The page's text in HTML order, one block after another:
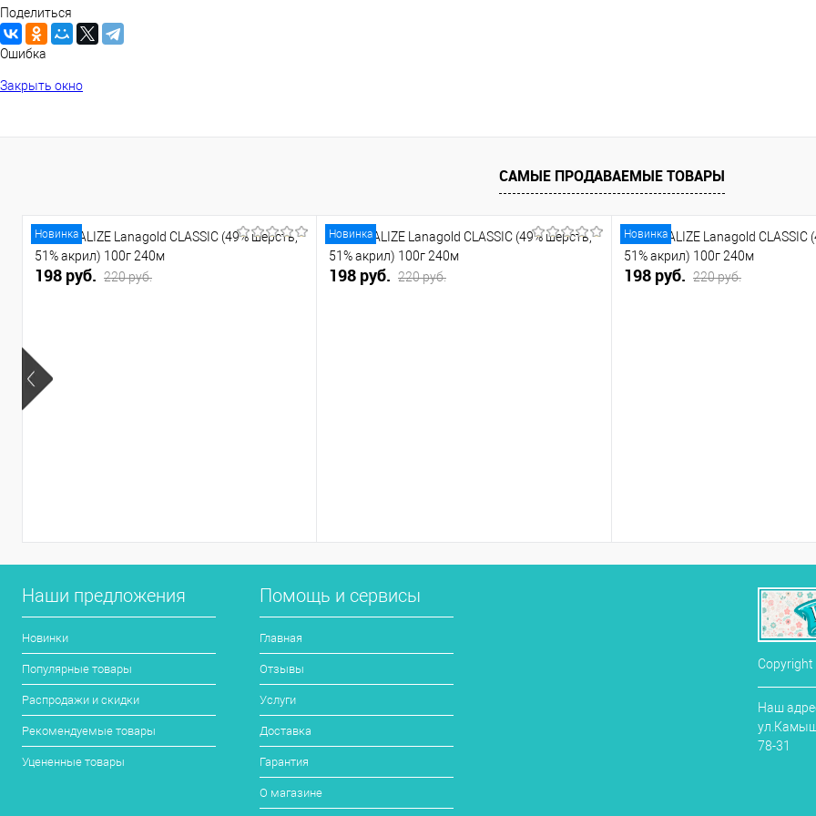
Поделиться
Ошибка
Закрыть окно
САМЫЕ ПРОДАВАЕМЫЕ ТОВАРЫ
Новинка
Пряжа ALIZE Lanagold CLASSIC (49% шерсть,
51% акрил) 100г 240м
198 руб. 220 руб.
Новинка
Пряжа ALIZE Lanagold CLASSIC (49% шерсть,
51% акрил) 100г 240м
198 руб. 220 руб.
Новинка
Пряжа ALIZE Lanagold CLASSIC
51% акрил) 100г 240м
198 руб. 220 руб.
Наши предложения
Новинки
Популярные товары
Распродажи и скидки
Рекомендуемые товары
Уцененные товары
Помощь и сервисы
Главная
Отзывы
Услуги
Доставка
Гарантия
О магазине
Наш
78-31